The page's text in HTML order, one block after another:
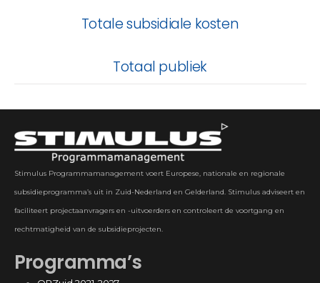
Totale subsidiale kosten
Totaal publiek
Stimulus Programmamanagement voert Europese, nationale en regionale
subsidieprogramma’s uit in Zuid-Nederland en Gelderland. Stimulus adviseert en
faciliteert projectaanvragers en -uitvoerders en controleert de voortgang en
rechtmatigheid van de subsidieprojecten.
Programma’s